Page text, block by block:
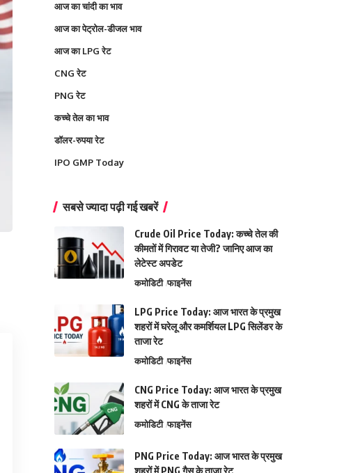
आज का चांदी का भाव
आज का पेट्रोल-डीजल भाव
आज का LPG रेट
CNG रेट
PNG रेट
कच्चे तेल का भाव
डॉलर-रुपया रेट
IPO GMP Today
सबसे ज्यादा पढ़ी गई खबरें
Crude Oil Price Today: कच्चे तेल की
कीमतों में गिरावट या तेजी? जानिए आज का
लेटेस्ट अपडेट
कमोडिटी फाइनेंस
LPG Price Today: आज भारत के प्रमुख
शहरों में घरेलू और कमर्शियल LPG सिलेंडर के
ताजा रेट
कमोडिटी फाइनेंस
CNG Price Today: आज भारत के प्रमुख
शहरों में CNG के ताजा रेट
कमोडिटी फाइनेंस
PNG Price Today: आज भारत के प्रमुख
शहरों में PNG गैस के ताजा रेट